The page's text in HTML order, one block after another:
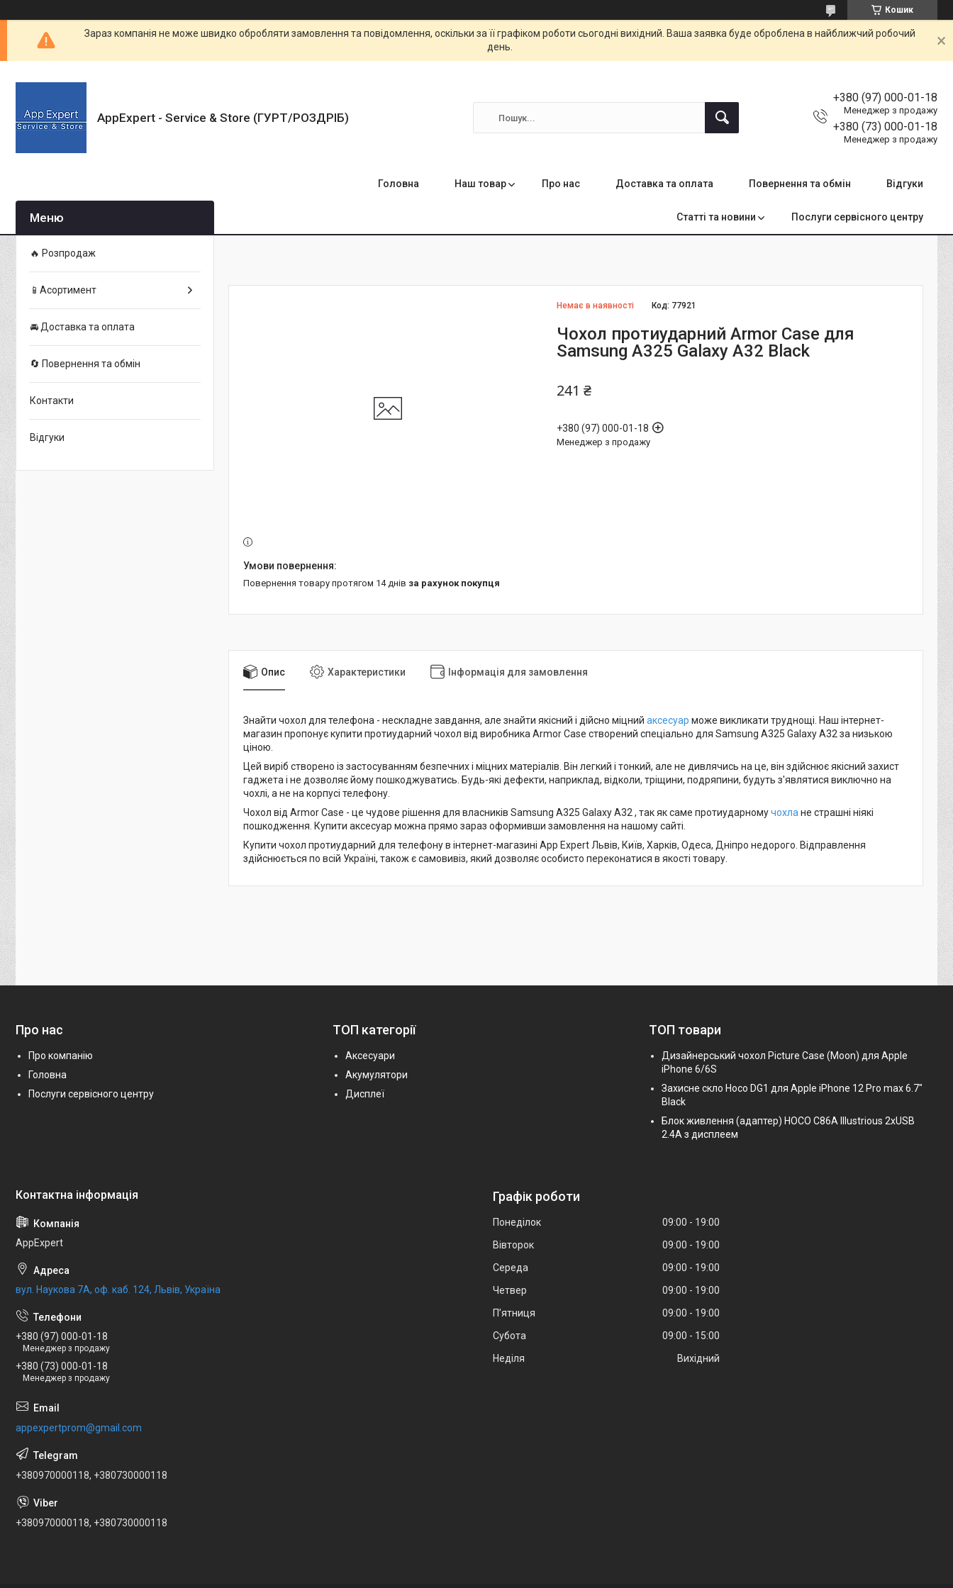
Кошик
Зараз компанія не може швидко обробляти замовлення та повідомлення, оскільки за її графіком роботи сьогодні вихідний. Ваша заявка буде оброблена в найближчий робочий
день.
AppExpert - Service & Store (ГУРТ/РОЗДРІБ)
+380 (97) 000-01-18
Менеджер з продажу
+380 (73) 000-01-18
Менеджер з продажу
Головна Наш товар Про нас Доставка та оплата Повернення та обмін Відгуки
Статті та новини Послуги сервісного центру
Немає в наявності Код: 77921
Чохол протиударний Armor Case для
Samsung A325 Galaxy A32 Black
241 ₴
+380 (97) 000-01-18
Менеджер з продажу
повернення товару протягом 14 днів за рахунок покупця
Опис Характеристики Інформація для замовлення
Знайти чохол для телефона - нескладне завдання, але знайти якісний і дійсно міцний аксесуар може викликати труднощі. Наш інтернет-
магазин пропонує купити протиударний чохол від виробника Armor Case створений спеціально для Samsung A325 Galaxy A32 за низькою
ціною.
Цей виріб створено із застосуванням безпечних і міцних матеріалів. Він легкий і тонкий, але не дивлячись на це, він здійснює якісний захист
гаджета і не дозволяє йому пошкоджуватись. Будь-які дефекти, наприклад, відколи, тріщини, подряпини, будуть з'являтися виключно на
чохлі, а не на корпусі телефону.
Чохол від Armor Case - це чудове рішення для власників Samsung A325 Galaxy A32 , так як саме протиударномучохлане страшні ніякі
пошкодження. Купити аксесуар можна прямо зараз оформивши замовлення на нашому сайті.
Купити чохол протиударний для телефону в інтернет-магазині App Expert Львів, Київ, Харків, Одеса, Дніпро недорого. Відправлення
здійснюється по всій Україні, також є самовивіз, який дозволяє особисто переконатися в якості товару.
🔥 Розпродаж
📱Асортимент
🚘 Доставка та оплата
🔄 Повернення та обмін
Контакти
Відгуки
Про нас
Про компанію
Головна
Послуги сервісного центру
ТОП категорії
Аксесуари
Акумулятори
Дисплеї
ТОП товари
Дизайнерський чохол Picture Case (Moon) для Apple
iPhone 6/6S
Захисне скло Hoco DG1 для Apple iPhone 12 Pro max 6.7"
Black
Блок живлення (адаптер) HOCO C86A Illustrious 2xUSB
2.4A з дисплеем
AppExpert
вул. Наукова 7А, оф. каб. 124, Львів, Україна
+380 (97) 000-01-18
Менеджер з продажу
+380 (73) 000-01-18
Менеджер з продажу
appexpertprom@gmail.com
+380970000118, +380730000118
+380970000118, +380730000118
Графік роботи
Понеділок 09:00
19:00
Вівторок
09:00
19:00
Середа
09:00
19:00
Четвер
09:00
19:00
Пʼятниця
09:00
19:00
Субота
09:00
15:00
Неділя
Вихідний